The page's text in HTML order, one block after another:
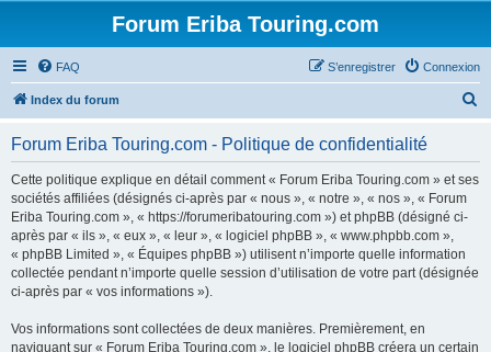
Forum Eriba Touring.com
FAQ Connexion
S’enregistrer
Index du forum
Forum Eriba Touring.com - Politique de confidentialité
Cette politique explique en détail comment « Forum Eriba Touring.com » et ses
sociétés affiliées (désignés ci-après par « nous », « notre », « nos », « Forum
Eriba Touring.com », « https://forumeribatouring.com ») et phpBB (désigné ci-
après par « ils », « eux », « leur », « logiciel phpBB », « www.phpbb.com »,
« phpBB Limited », « Équipes phpBB ») utilisent n’importe quelle information
collectée pendant n’importe quelle session d’utilisation de votre part (désignée
ci-après par « vos informations »).
Vos informations sont collectées de deux manières. Premièrement, en
naviguant sur « Forum Eriba Touring.com », le logiciel phpBB créera un certain